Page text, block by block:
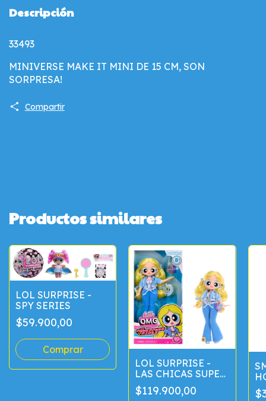
Descripción
33493
MINIVERSE MAKE IT MINI DE 15 CM, SON
SORPRESA!
Compartir
Productos similares
LOL SURPRISE -
SPY SERIES
$59.900,00
LOL SURPRISE -
LAS CHICAS SUPER
PODEROSAS 25 CM
$119.900,00